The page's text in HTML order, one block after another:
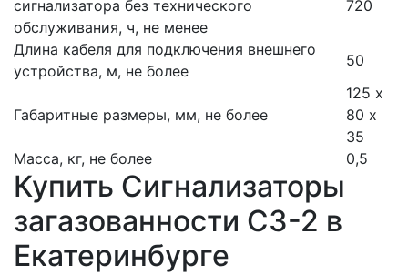
сигнализатора без технического
обслуживания, ч, не менее
720
Длина кабеля для подключения внешнего
устройства, м, не более
50
Габаритные размеры, мм, не более
125 х
80 х
35
Масса, кг, не более
0,5
Купить Сигнализаторы
загазованности СЗ-2 в
Екатеринбурге